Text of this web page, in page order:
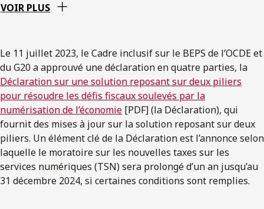
VOIR PLUS
Le 11 juillet 2023, le Cadre inclusif sur le BEPS de l’OCDE et
du G20 a approuvé une déclaration en quatre parties, la
Déclaration sur une solution reposant sur deux piliers
pour résoudre les défis fiscaux soulevés par la
numérisation de l’économie [PDF] (la Déclaration), qui
fournit des mises à jour sur la solution reposant sur deux
piliers. Un élément clé de la Déclaration est l’annonce selon
laquelle le moratoire sur les nouvelles taxes sur les
services numériques (TSN) sera prolongé d’un an jusqu’au
31 décembre 2024, si certaines conditions sont remplies.